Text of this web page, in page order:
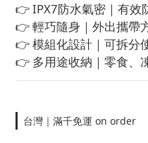
👉 IPX7防水氣密｜有效
👉 輕巧隨身｜外出攜帶
👉 模組化設計｜可拆分
👉 多用途收納｜零食、
台灣｜滿千免運 on order